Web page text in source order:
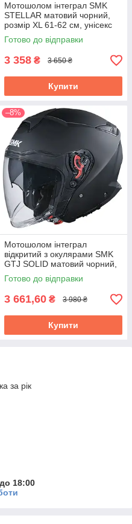
Мотошолом інтеграл SMK
STELLAR матовий чорний,
розмір XL 61-62 см, унісекс
(SMK0110/24/MA200/XL)
Готово до відправки
3 358 ₴ 3 650 ₴
Купити
–8%
Мотошолом інтеграл
відкритий з окулярами SMK
GTJ SOLID матовий чорний,
розмір XXL 62 см, унісекс
(SMK0119/24/MA200/2XL)
Готово до відправки
3 661,60 ₴ 3 980 ₴
Купити
за рік
18:00